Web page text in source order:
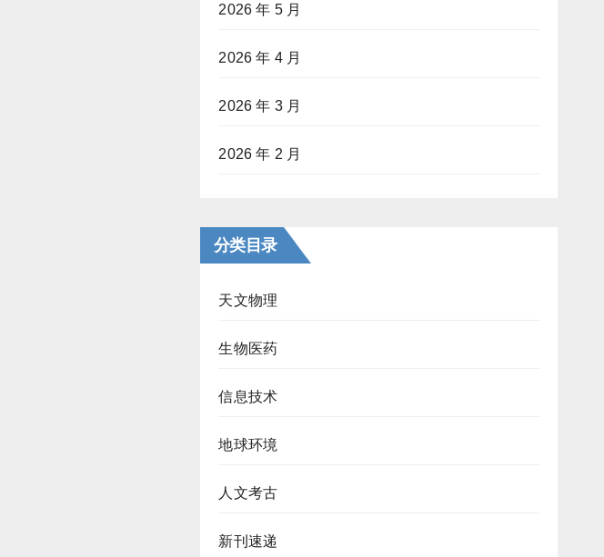
2026 年 5 月
2026 年 4 月
2026 年 3 月
2026 年 2 月
分类目录
天文物理
生物医药
信息技术
地球环境
人文考古
新刊速递